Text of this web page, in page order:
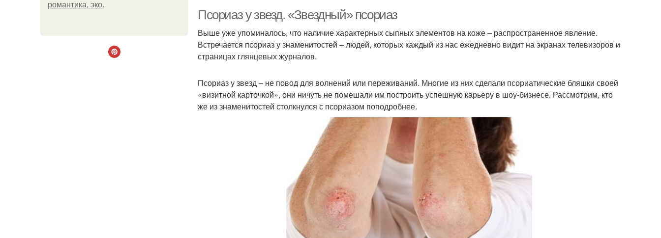
романтика, эко.
Псориаз у звезд. «Звездный» псориаз
Выше уже упоминалось, что наличие характерных сыпных элементов на коже – распространенное явление.
Встречается псориаз у знаменитостей – людей, которых каждый из нас ежедневно видит на экранах телевизоров и
страницах глянцевых журналов.
Псориаз у звезд – не повод для волнений или переживаний. Многие из них сделали псориатические бляшки своей
«визитной карточкой», они ничуть не помешали им построить успешную карьеру в шоу-бизнесе. Рассмотрим, кто
же из знаменитостей столкнулся с псориазом поподробнее.